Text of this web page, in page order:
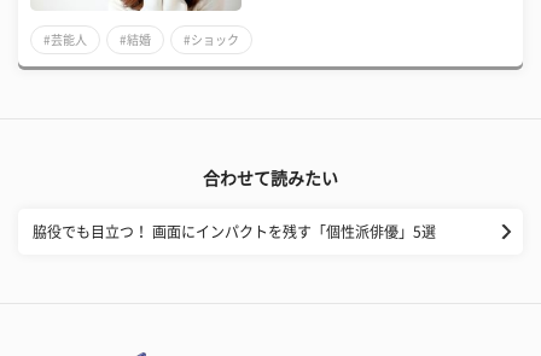
#芸能人 #結婚 #ショック
合わせて読みたい
脇役でも目立つ！ 画面にインパクトを残す「個性派俳優」5選